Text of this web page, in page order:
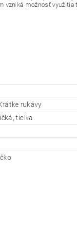
možnosť využitia
rukávy
tielka